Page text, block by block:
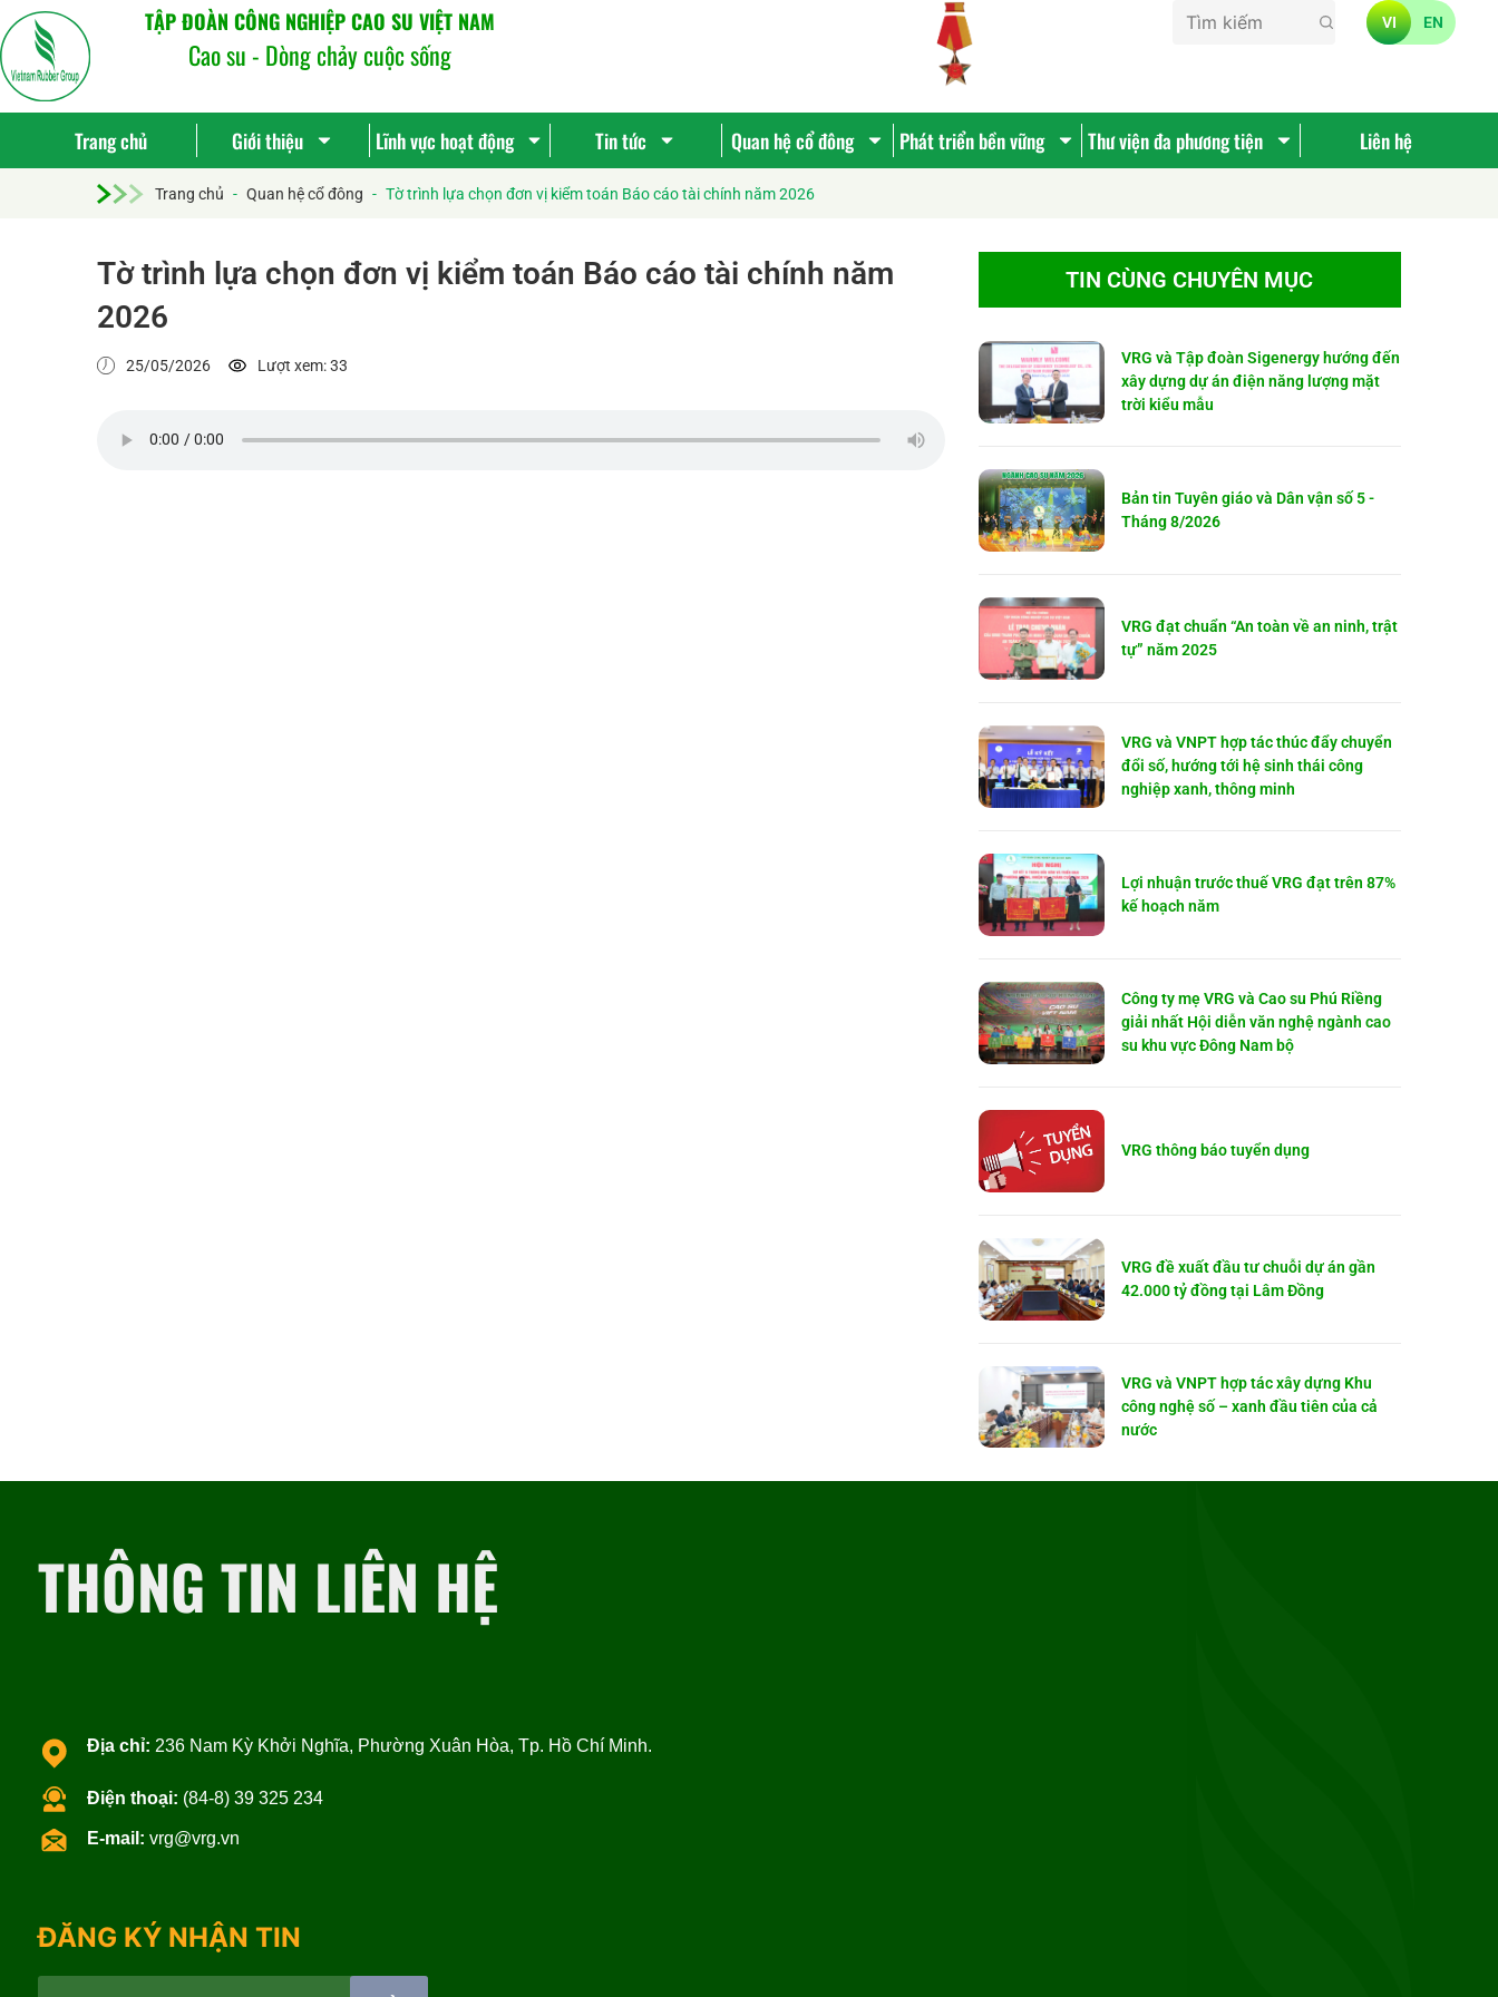
TẬP ĐOÀN CÔNG NGHIỆP CAO SU VIỆT NAM
Cao su - Dòng chảy cuộc sống
VI EN
Trang chủ Giới thiệu Lĩnh vực hoạt động Tin tức Quan hệ cổ đông Phát triển bền vững Thư viện đa phương tiện Liên hệ
Trang chủ - Quan hệ cổ đông - Tờ trình lựa chọn đơn vị kiểm toán Báo cáo tài chính năm 2026
Tờ trình lựa chọn đơn vị kiểm toán Báo cáo tài chính năm
2026
25/05/2026 Lượt xem: 33
TIN CÙNG CHUYÊN MỤC
VRG và Tập đoàn Sigenergy hướng đến
xây dựng dự án điện năng lượng mặt
trời kiểu mẫu
Bản tin Tuyên giáo và Dân vận số 5 -
Tháng 8/2026
VRG đạt chuẩn “An toàn về an ninh, trật
tự” năm 2025
VRG và VNPT hợp tác thúc đẩy chuyển
đổi số, hướng tới hệ sinh thái công
nghiệp xanh, thông minh
Lợi nhuận trước thuế VRG đạt trên 87%
kế hoạch năm
Công ty mẹ VRG và Cao su Phú Riềng
giải nhất Hội diễn văn nghệ ngành cao
su khu vực Đông Nam bộ
VRG thông báo tuyển dụng
VRG đề xuất đầu tư chuỗi dự án gần
42.000 tỷ đồng tại Lâm Đồng
VRG và VNPT hợp tác xây dựng Khu
công nghệ số – xanh đầu tiên của cả
nước
THÔNG TIN LIÊN HỆ
Địa chỉ: 236 Nam Kỳ Khởi Nghĩa, Phường Xuân Hòa, Tp. Hồ Chí Minh.
Điện thoại: (84-8) 39 325 234
E-mail: vrg@vrg.vn
ĐĂNG KÝ NHẬN TIN